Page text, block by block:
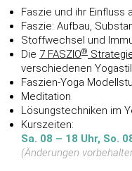
Faszie und ihr Einfluss
Faszie: Aufbau,
Stoffwechsel und
Die 7 FASZIO®
verschiedenen
Faszien-Yoga
Meditation
Lösungstechniken im
Kurszeiten:
Sa. 08 – 18 Uhr, So.
(Änderungen